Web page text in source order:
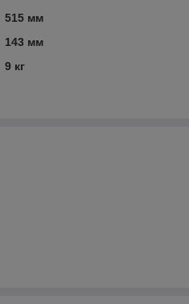
515 мм
143 мм
9 кг